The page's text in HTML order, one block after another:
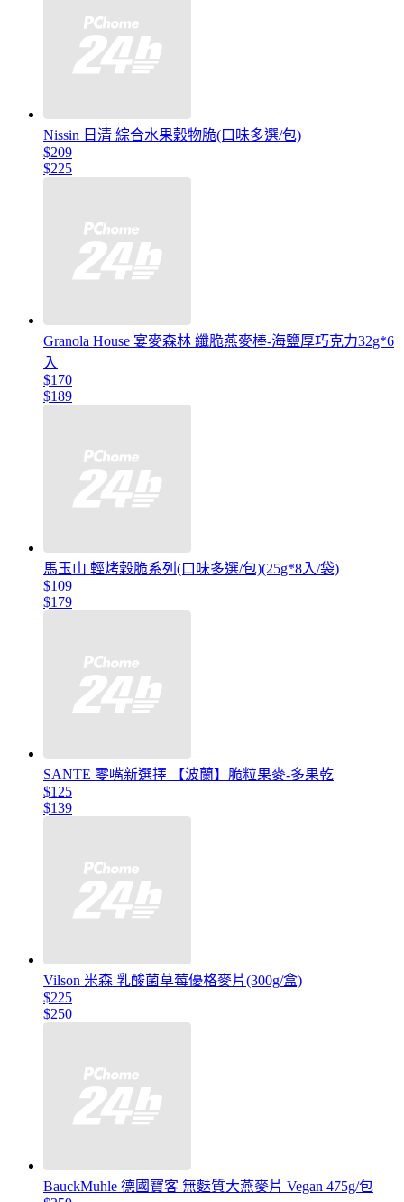
Nissin 日清 綜合水果穀物脆(口味多選/包)
$209
$225
Granola House 宴麥森林 纖脆燕麥棒-海鹽厚巧克力32g*6
入
$170
$189
馬玉山 輕烤穀脆系列(口味多選/包)(25g*8入/袋)
$109
$179
SANTE 零嘴新選擇 【波蘭】脆粒果麥-多果乾
$125
$139
Vilson 米森 乳酸菌草莓優格麥片(300g/盒)
$225
$250
BauckMuhle 德國寶客 無麩質大燕麥片 Vegan 475g/包